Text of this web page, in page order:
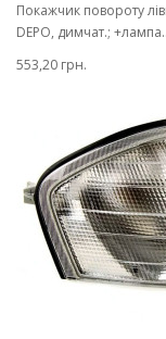
Покажчик повороту
DEPO, димчат.; +лампа..
553,20 грн.